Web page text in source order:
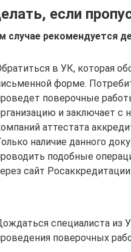
если
случае рекомендуется
в УК, которая
форме.
поверочные
и заключает с
аттестата
наличие данного
подобные
сайт Росаккредитации.
специалиста из
поверочных